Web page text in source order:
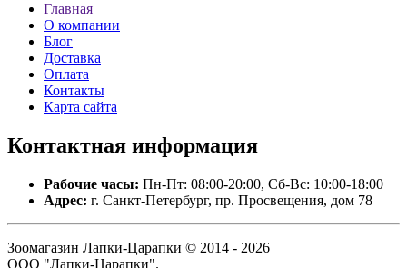
Главная
О компании
Блог
Доставка
Оплата
Контакты
Карта сайта
Контактная информация
Рабочие часы: Пн-Пт: 08:00-20:00, Сб-Вс: 10:00-18:00
Адрес: г. Санкт-Петербург, пр. Просвещения, дом 78
Зоомагазин Лапки-Царапки © 2014 - 2026
ООО "Лапки-Царапки".